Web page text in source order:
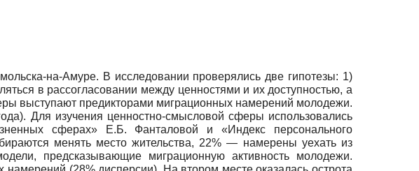
на-Амуре. В исследовании проверялись две гипотезы: 1)
в рассогласовании между ценностями и их доступностью, а
выступают предикторами миграционных намерений молодежи.
Для изучения ценностно-смысловой сферы использовались
сферах» Е.Б. Фанталовой и «Индекс персонального
менять место жительства, 22% — намерены уехать из
предсказывающие миграционную активность молодежи.